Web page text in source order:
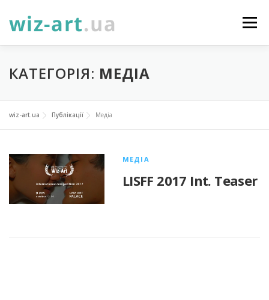
до
Меню
НОВИНИ ПРО НАС ПОСЛУГИ
ФОТОГАЛЕРЕЯ ПІДТРИМАТИ
УКР ENG ПРОЄКТИ
КАТЕГОРІЯ: МЕДІА
wiz-art.ua Публікації Медіа
МЕДІА
LISFF 2017 Int. Teaser